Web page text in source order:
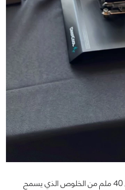
يحتوي المبرّد الحراري أيضًا على 40 ملم من الخلوص الذي يسمح